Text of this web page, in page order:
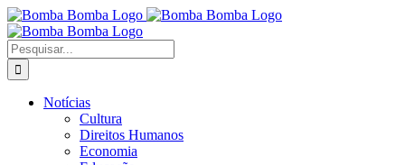
Ir
para
o
conteúdo
Buscar
resultados
para:
Notícias
Cultura
Direitos Humanos
Economia